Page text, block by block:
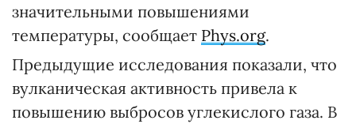
значительными повышениями
температуры, сообщает Phys.org.
Предыдущие исследования показали, что
вулканическая активность привела к
повышению выбросов углекислого газа. В